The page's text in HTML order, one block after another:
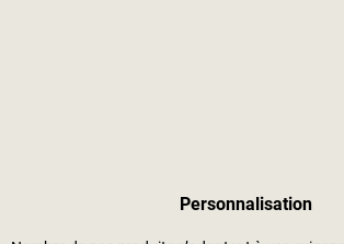
Personnalisation